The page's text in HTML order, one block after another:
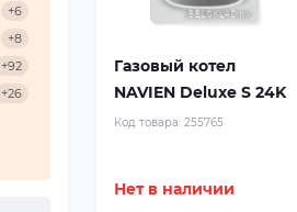
+6
+8
+92
+26
Газовый котел
NAVIEN Deluxe S 24K
Код товара: 255765
Нет в наличии